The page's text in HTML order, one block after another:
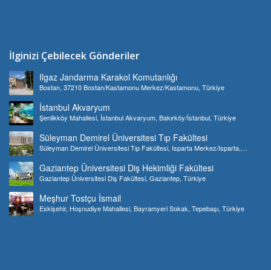
İlginizi Çebilecek Gönderiler
Ilgaz Jandarma Karakol Komutanlığı
Bostan, 37210 Bostan/Kastamonu Merkez/Kastamonu, Türkiye
İstanbul Akvaryum
Şenlikköy Mahallesi, İstanbul Akvaryum, Bakırköy/İstanbul, Türkiye
Süleyman Demirel Üniversitesi Tıp Fakültesi
Süleyman Demirel Üniversitesi Tıp Fakültesi, Isparta Merkez/Isparta,
Gaziantep Üniversitesi Diş Hekimliği Fakültesi
Gaziantep Üniversitesi Diş Fakültesi, Gaziantep, Türkiye
Meşhur Tostçu İsmail
Eskişehir, Hoşnudiye Mahallesi, Bayramyeri Sokak, Tepebaşı, Türkiye